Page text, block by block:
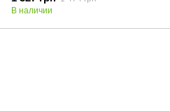
В наличии